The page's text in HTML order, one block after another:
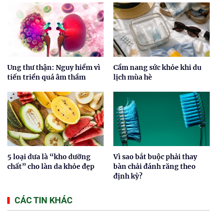
Ung thư thận: Nguy hiểm vì
tiến triển quá âm thầm
Cẩm nang sức khỏe khi du
lịch mùa hè
5 loại dưa là “kho dưỡng
chất” cho làn da khỏe đẹp
Vì sao bắt buộc phải thay
bàn chải đánh răng theo
định kỳ?
CÁC TIN KHÁC